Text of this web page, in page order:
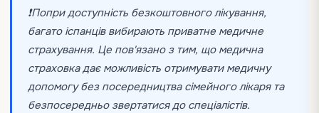
❗️Попри доступність безкоштовного лікування,
багато іспанців вибирають приватне медичне
страхування. Це пов'язано з тим, що медична
страховка дає можливість отримувати медичну
допомогу без посередництва сімейного лікаря та
безпосередньо звертатися до спеціалістів.